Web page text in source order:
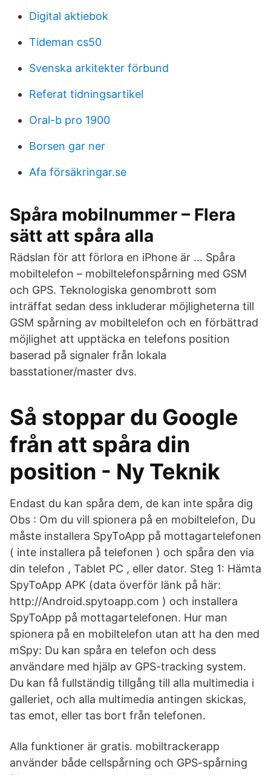
Digital aktiebok
Tideman cs50
Svenska arkitekter förbund
Referat tidningsartikel
Oral-b pro 1900
Borsen gar ner
Afa försäkringar.se
Spåra mobilnummer – Flera
sätt att spåra alla
Rädslan för att förlora en iPhone är … Spåra
mobiltelefon – mobiltelefonspårning med GSM
och GPS. Teknologiska genombrott som
inträffat sedan dess inkluderar möjligheterna till
GSM spårning av mobiltelefon och en förbättrad
möjlighet att upptäcka en telefons position
baserad på signaler från lokala
basstationer/master dvs.
Så stoppar du Google
från att spåra din
position - Ny Teknik
Endast du kan spåra dem, de kan inte spåra dig
Obs : Om du vill spionera på en mobiltelefon, Du
måste installera SpyToApp på mottagartelefonen
( inte installera på telefonen ) och spåra den via
din telefon , Tablet PC , eller dator. Steg 1: Hämta
SpyToApp APK (data överför länk på här:
http://Android.spytoapp.com ) och installera
SpyToApp på mottagartelefonen. Hur man
spionera på en mobiltelefon utan att ha den med
mSpy: Du kan spåra en telefon och dess
användare med hjälp av GPS-tracking system.
Du kan få fullständig tillgång till alla multimedia i
galleriet, och alla multimedia antingen skickas,
tas emot, eller tas bort från telefonen.
Alla funktioner är gratis. mobiltrackerapp
använder både cellspårning och GPS-spårning